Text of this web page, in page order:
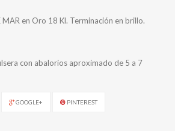
MAR en Oro 18 Kl. Terminación en brillo.
con abalorios aproximado de 5 a 7
GOOGLE+ PINTEREST